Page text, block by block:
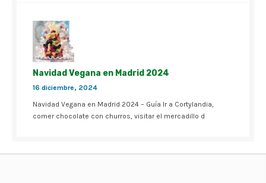
Navidad Vegana en Madrid 2024
16 diciembre, 2024
Navidad Vegana en Madrid 2024 – Guía Ir a Cortylandia,
comer chocolate con churros, visitar el mercadillo d